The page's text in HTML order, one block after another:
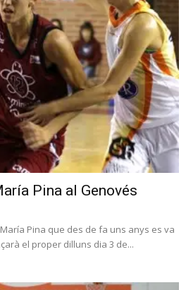
Pina al Genovés
Pina que des de fa uns anys es va
el proper dilluns dia 3 de...